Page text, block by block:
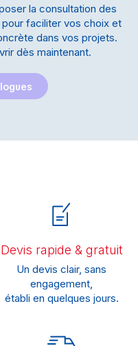
la consultation des
faciliter vos choix et
dans vos projets.
dès maintenant.
Devis rapide & gratuit
Un devis clair, sans
engagement,
établi en quelques jours.